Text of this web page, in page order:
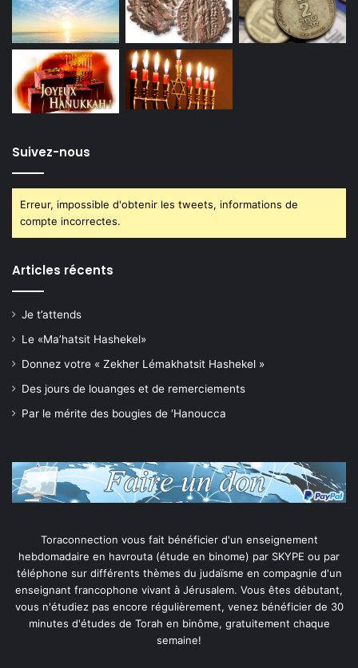
Suivez-nous
Erreur, impossible d'obtenir les tweets, informations de
compte incorrectes.
Articles récents
Je t’attends
Le «Ma’hatsit Hashekel»
Donnez votre « Zekher Lémakhatsit Hashekel »
Des jours de louanges et de remerciements
Par le mérite des bougies de ‘Hanoucca
Toraconnection vous fait bénéficier d'un enseignement
hebdomadaire en havrouta (étude en binome) par SKYPE ou par
téléphone sur différents thèmes du judaïsme en compagnie d'un
enseignant francophone vivant à Jérusalem. Vous êtes débutant,
vous n'étudiez pas encore régulièrement, venez bénéficier de 30
minutes d'études de Torah en binôme, gratuitement chaque
semaine!